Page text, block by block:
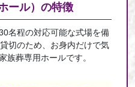
ール）の特徴
名程の対応可能な式場を備
切のため、お身内だけで気
族葬専用ホールです。